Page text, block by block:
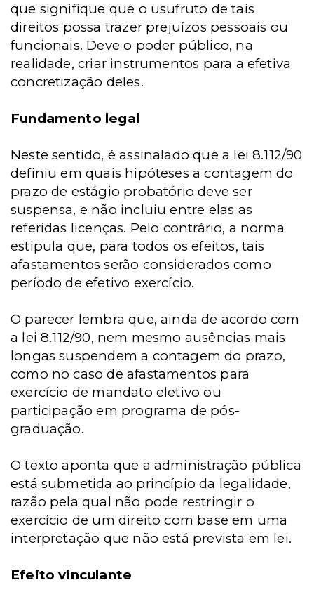
que signifique que o usufruto de tais
direitos possa trazer prejuízos pessoais ou
funcionais. Deve o poder público, na
realidade, criar instrumentos para a efetiva
concretização deles.
Fundamento legal
Neste sentido, é assinalado que a lei 8.112/90
definiu em quais hipóteses a contagem do
prazo de estágio probatório deve ser
suspensa, e não incluiu entre elas as
referidas licenças. Pelo contrário, a norma
estipula que, para todos os efeitos, tais
afastamentos serão considerados como
período de efetivo exercício.
O parecer lembra que, ainda de acordo com
a lei 8.112/90, nem mesmo ausências mais
longas suspendem a contagem do prazo,
como no caso de afastamentos para
exercício de mandato eletivo ou
participação em programa de pós-
graduação.
O texto aponta que a administração pública
está submetida ao princípio da legalidade,
razão pela qual não pode restringir o
exercício de um direito com base em uma
interpretação que não está prevista em lei.
Efeito vinculante